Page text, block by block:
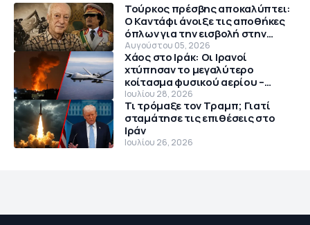
Τούρκος πρέσβης αποκαλύπτει:
Ο Καντάφι άνοιξε τις αποθήκες
όπλων για την εισβολή στην
Κύπρο το 1974
Αυγούστου 05, 2026
Χάος στο Ιράκ: Οι Ιρανοί
χτύπησαν το μεγαλύτερο
κοίτασμα φυσικού αερίου –
Θρίλερ με αμερικανικό MQ-9
Reaper
Ιουλίου 28, 2026
Τι τρόμαξε τον Τραμπ; Γιατί
σταμάτησε τις επιθέσεις στο
Ιράν
Ιουλίου 26, 2026